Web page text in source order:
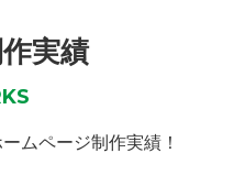
実績
ムページ制作実績！